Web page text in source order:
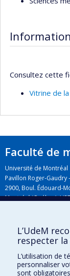
Consultez cette
Vitrine de
Faculté de
Université de Montréal
Pavillon Roger-Gaudry
2900, Boul. Édouard-
Montréal (Québec)
Plan du campus
L’UdeM
respecter
L’utilisation de
personnaliser
sont